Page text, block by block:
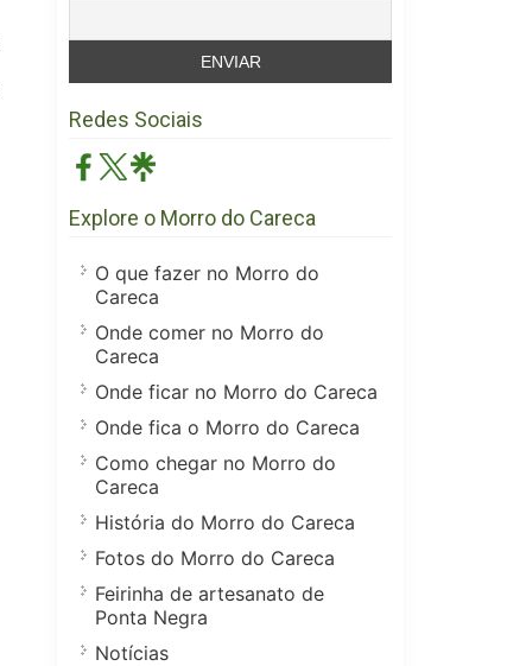
Redes Sociais
Explore o Morro do Careca
O que fazer no Morro do
Careca
Onde comer no Morro do
Careca
Onde ficar no Morro do Careca
Onde fica o Morro do Careca
Como chegar no Morro do
Careca
História do Morro do Careca
Fotos do Morro do Careca
Feirinha de artesanato de
Ponta Negra
Notícias